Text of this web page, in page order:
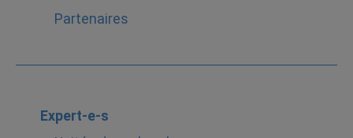
Partenaires
Expert-e-s